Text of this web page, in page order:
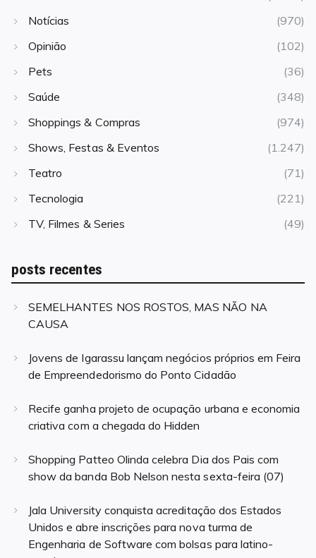
Notícias
(970)
Opinião
(102)
Pets
(36)
Saúde
(348)
Shoppings & Compras
(974)
Shows, Festas & Eventos
(1.247)
Teatro
(71)
Tecnologia
(221)
TV, Filmes & Series
(49)
posts recentes
SEMELHANTES NOS ROSTOS, MAS NÃO NA
CAUSA
Jovens de Igarassu lançam negócios próprios em Feira
de Empreendedorismo do Ponto Cidadão
Recife ganha projeto de ocupação urbana e economia
criativa com a chegada do Hidden
Shopping Patteo Olinda celebra Dia dos Pais com
show da banda Bob Nelson nesta sexta-feira (07)
Jala University conquista acreditação dos Estados
Unidos e abre inscrições para nova turma de
Engenharia de Software com bolsas para latino-